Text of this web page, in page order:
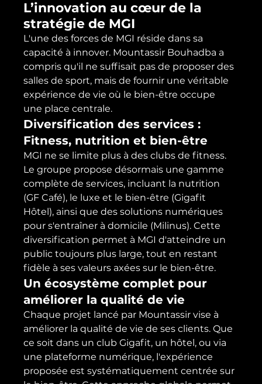
L’innovation au cœur de la
stratégie de MGI
L'une des forces de MGI réside dans sa
capacité à innover. Mountassir Bouhadba a
compris qu'il ne suffisait pas de proposer des
salles de sport, mais de fournir une véritable
expérience de vie où le bien-être occupe
une place centrale.
Diversification des services :
Fitness, nutrition et bien-être
MGI ne se limite plus à des clubs de fitness.
Le groupe propose désormais une gamme
complète de services, incluant la nutrition
(GF Café), le luxe et le bien-être (Gigafit
Hôtel), ainsi que des solutions numériques
pour s'entraîner à domicile (Milinus). Cette
diversification permet à MGI d'atteindre un
public toujours plus large, tout en restant
fidèle à ses valeurs axées sur le bien-être.
Un écosystème complet pour
améliorer la qualité de vie
Chaque projet lancé par Mountassir vise à
améliorer la qualité de vie de ses clients. Que
ce soit dans un club Gigafit, un hôtel, ou via
une plateforme numérique, l'expérience
proposée est systématiquement centrée sur